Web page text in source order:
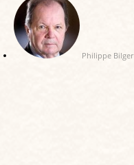
Philippe Bilger